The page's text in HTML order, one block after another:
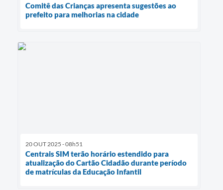
Comitê das Crianças apresenta sugestões ao
prefeito para melhorias na cidade
20 OUT 2025 - 08h51
Centrais SIM terão horário estendido para
atualização do Cartão Cidadão durante período
de matrículas da Educação Infantil